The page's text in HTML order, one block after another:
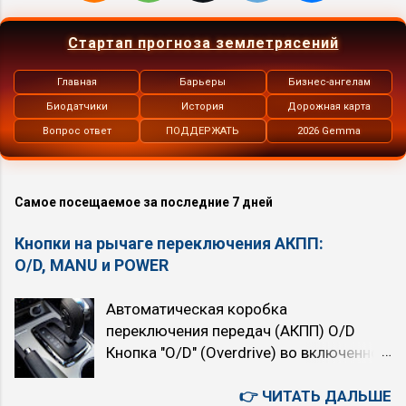
Стартап прогноза землетрясений
Главная
Биодатчики
Вопрос ответ
Барьеры
История
ПОДДЕРЖАТЬ
Бизнес-ангелам
Дорожная карта
2026 Gemma
Самое посещаемое за последние 7 дней
Кнопки на рычаге переключения АКПП:
O/D, MANU и POWER
Автоматическая коробка
переключения передач (АКПП) O/D
Кнопка "O/D" (Overdrive) во включенном
высшую передачу. При нажатой кнопке
👉 ЧИТАТЬ ДАЛЬШЕ